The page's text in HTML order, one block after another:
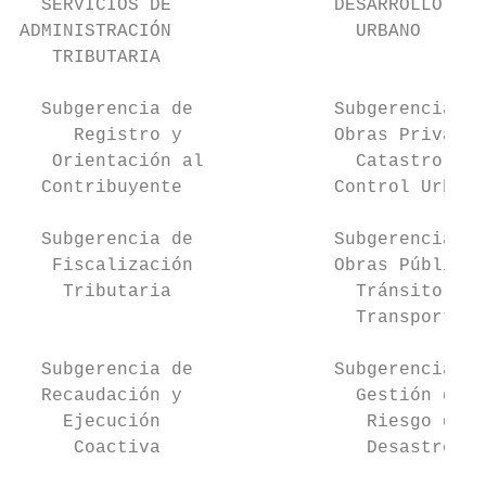
SERVICIOS DE               DESARROLLO
ADMINISTRACIÓN                 URBANO
   TRIBUTARIA
Subgerencia de             Subgerencia
Registro y              Obras
Orientación al              Catastro y
Contribuyente              Control
Subgerencia de             Subgerencia
Fiscalización             Obras
Tributaria                 Tránsito y
Transporte
  Subgerencia de             Subgerencia de
  Recaudación y                Gestión del
Ejecución                   Riesgo de
Coactiva                   Desastres